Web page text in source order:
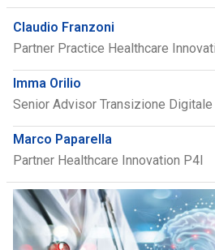
Claudio Franzoni
Partner Practice Healthcare
Imma Orilio
Senior Advisor Transizione
Marco Paparella
Partner Healthcare Innovation P4I